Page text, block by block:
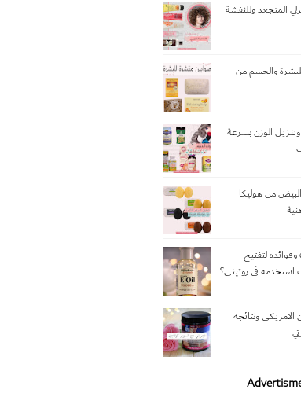
المتجعد وللنفشة
للبشرة والجسم من
الوزن بسرعة
من هوليكا
تجربتي مع زيت فيتامين e وفوائده لتفتيح
استخدمه في روتيني؟
ونتائجه